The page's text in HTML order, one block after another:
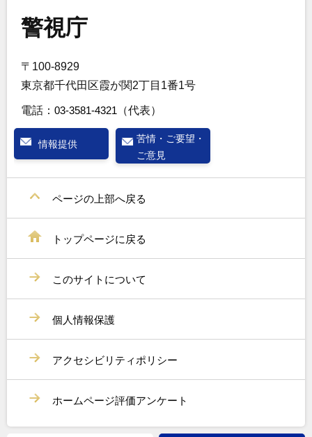
警視庁
〒100-8929
東京都千代田区霞が関2丁目1番1号
電話： 03-3581-4321 （代表）
情報提供
苦情・ご要望・
ご意見
ページの上部へ戻る
トップページに戻る
このサイトについて
個人情報保護
アクセシビリティポリシー
ホームページ評価アンケート